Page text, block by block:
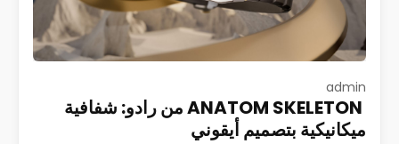
admin
ANATOM SKELETON من رادو: شفافية
ميكانيكية بتصميم أيقوني